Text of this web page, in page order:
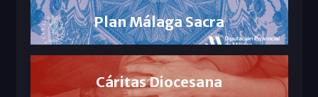
Plan Málaga Sacra
Cáritas Diocesana